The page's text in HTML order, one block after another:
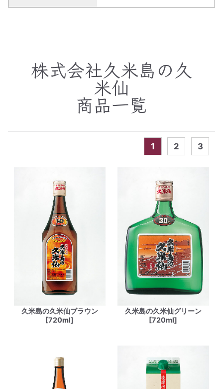
株式会社久米島の久
米仙
商品一覧
1 2 3
久米島の久米仙ブラウン
[720ml]
久米島の久米仙グリーン
[720ml]